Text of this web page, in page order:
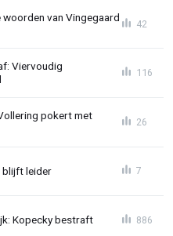
van Vingegaard
42
Viervoudig
116
pokert met
26
blijft leider 7
Kopecky bestraft 886